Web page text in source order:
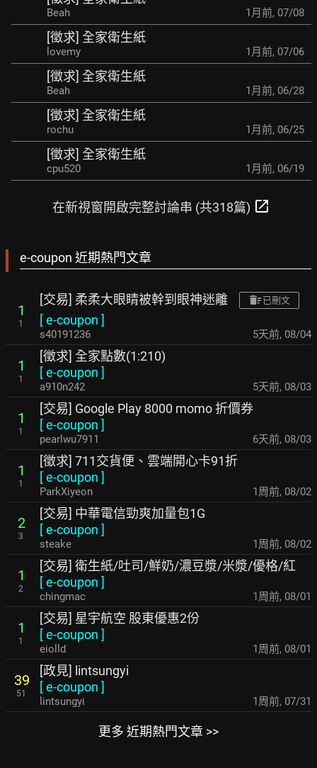
Beah 1月前, 07/08
[徵求] 全家衛生紙
lovemy 1月前, 07/06
[徵求] 全家衛生紙
Beah 1月前, 06/28
[徵求] 全家衛生紙
rochu 1月前, 06/25
[徵求] 全家衛生紙
cpu520 1月前, 06/19
在新視窗開啟完整討論串 (共318篇) open_in_new
e-coupon 近期熱門文章
1
1
[交易] 柔柔大眼睛被幹到眼神迷離 已刪文
[e-coupon ]
s40191236 5天前, 08/04
1
1
[徵求] 全家點數(1:210)
[e-coupon ]
a910n242 5天前, 08/03
1
1
[交易] Google Play 8000 momo 折價券
[e-coupon ]
pearlwu7911 6天前, 08/03
1
1
[徵求] 711交貨便、雲端開心卡91折
[e-coupon ]
ParkXiyeon 1周前, 08/02
2
3
[交易] 中華電信勁爽加量包1G
[e-coupon ]
steake 1周前, 08/02
1
2
[交易] 衛生紙/吐司/鮮奶/濃豆漿/米漿/優格/紅
[e-coupon ]
chingmac 1周前, 08/01
1
1
[交易] 星宇航空 股東優惠2份
[e-coupon ]
eiolld 1周前, 08/01
39
51
[政見] lintsungyi
[e-coupon ]
lintsungyi 1周前, 07/31
更多 近期熱門文章 >>